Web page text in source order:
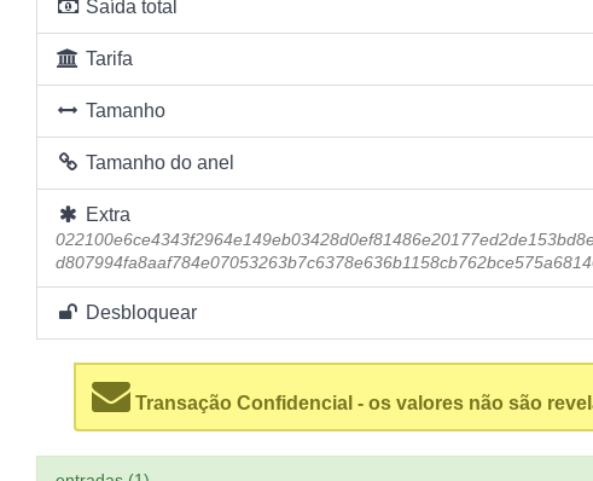
Saída total
Tarifa
Tamanho
Tamanho do anel
Extra
Desbloquear
Transação Confidencial - os valores não são